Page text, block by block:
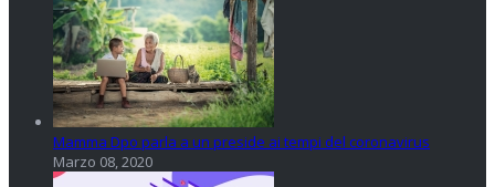
Mamma Dpo parla a un preside ai tempi del coronavirus
Marzo 08, 2020